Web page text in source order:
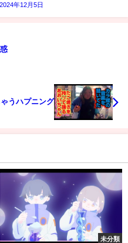
2024年12月5日
うハプニング
未分類